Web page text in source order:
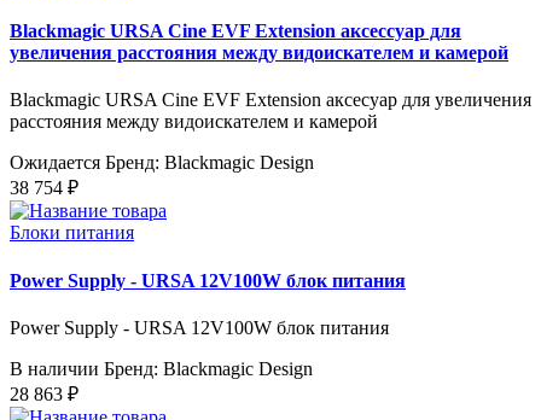
Blackmagic URSA Cine EVF Extension аксессуар для
увеличения расстояния между видоискателем и камерой
Blackmagic URSA Cine EVF Extension аксесуар для увеличения
расстояния между видоискателем и камерой
Ожидается Бренд: Blackmagic Design
38 754 ₽
Блоки питания
Power Supply - URSA 12V100W блок питания
Power Supply - URSA 12V100W блок питания
В наличии Бренд: Blackmagic Design
28 863 ₽